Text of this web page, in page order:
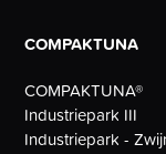
COMPAKTUNA
COMPAKTUNA®
Industriepark III
Industriepark -